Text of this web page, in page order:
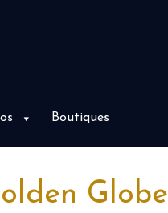
Boutiques
Globe